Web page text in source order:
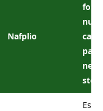
Nafplio
nel